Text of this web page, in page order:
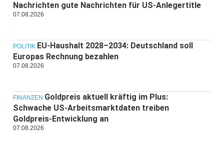
Nachrichten gute Nachrichten für US-Anlegertitle
07.08.2026
POLITIK EU-Haushalt 2028–2034: Deutschland soll
Europas Rechnung bezahlen
07.08.2026
FINANZEN Goldpreis aktuell kräftig im Plus:
Schwache US-Arbeitsmarktdaten treiben
Goldpreis-Entwicklung an
07.08.2026